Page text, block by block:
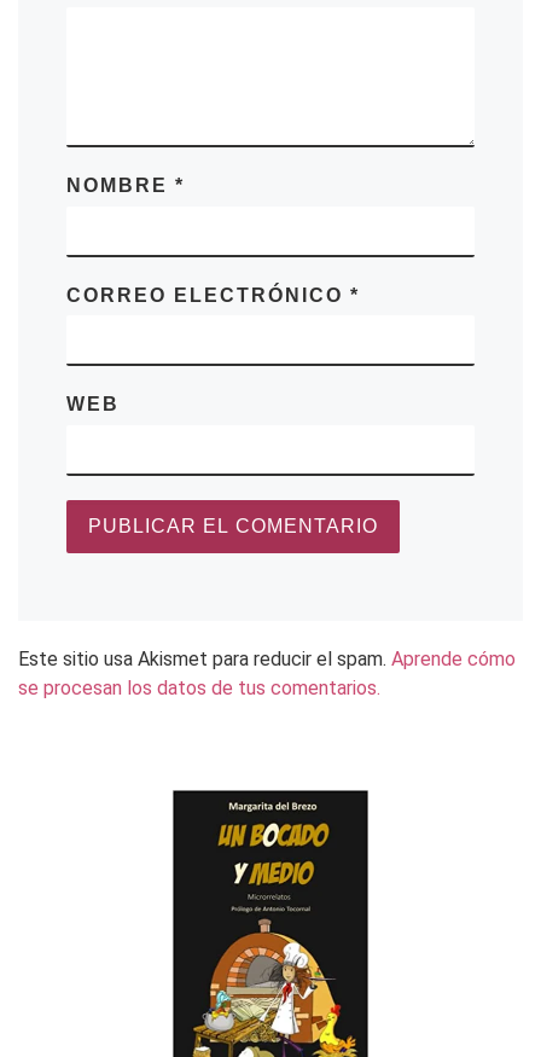
NOMBRE *
CORREO ELECTRÓNICO *
WEB
Este sitio usa Akismet para reducir el spam. Aprende cómo
se procesan los datos de tus comentarios.